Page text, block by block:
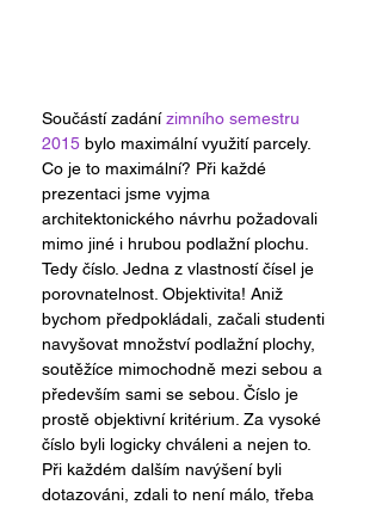
Součástí zadání zimního semestru
2015 bylo maximální využití parcely.
Co je to maximální? Při každé
prezentaci jsme vyjma
architektonického návrhu požadovali
mimo jiné i hrubou podlažní plochu.
Tedy číslo. Jedna z vlastností čísel je
porovnatelnost. Objektivita! Aniž
bychom předpokládali, začali studenti
navyšovat množství podlažní plochy,
soutěžíce mimochodně mezi sebou a
především sami se sebou. Číslo je
prostě objektivní kritérium. Za vysoké
číslo byli logicky chváleni a nejen to.
Při každém dalším navýšení byli
dotazováni, zdali to není málo, třeba